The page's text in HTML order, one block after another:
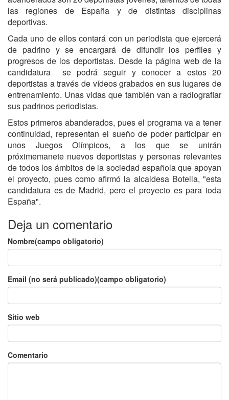
las regiones de España y de distintas disciplinas
deportivas.
Cada uno de ellos contará con un periodista que ejercerá
de padrino y se encargará de difundir los perfiles y
progresos de los deportistas. Desde la página web de la
candidatura se podrá seguir y conocer a estos 20
deportistas a través de vídeos grabados en sus lugares de
entrenamiento. Unas vidas que también van a radiografiar
sus padrinos periodistas.
Estos primeros abanderados, pues el programa va a tener
continuidad, representan el sueño de poder participar en
unos Juegos Olímpicos, a los que se unirán
próximemanete nuevos deportistas y personas relevantes
de todos los ámbitos de la sociedad española que apoyan
el proyecto, pues como afirmó la alcaldesa Botella, "esta
candidatura es de Madrid, pero el proyecto es para toda
España".
Deja un comentario
Nombre(campo obligatorio)
Email (no será publicado)(campo obligatorio)
Sitio web
Comentario